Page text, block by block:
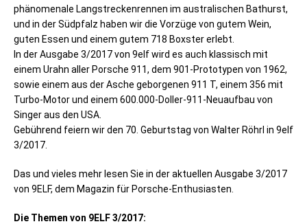
phänomenale Langstreckenrennen im australischen Bathurst,
und in der Südpfalz haben wir die Vorzüge von gutem Wein,
guten Essen und einem gutem 718 Boxster erlebt.
In der Ausgabe 3/2017 von 9elf wird es auch klassisch mit
einem Urahn aller Porsche 911, dem 901-Prototypen von 1962,
sowie einem aus der Asche geborgenen 911 T, einem 356 mit
Turbo-Motor und einem 600.000-Doller-911-Neuaufbau von
Singer aus den USA.
Gebührend feiern wir den 70. Geburtstag von Walter Röhrl in 9elf
3/2017.
Das und vieles mehr lesen Sie in der aktuellen Ausgabe 3/2017
von 9ELF, dem Magazin für Porsche-Enthusiasten.
Die Themen von 9ELF 3/2017: